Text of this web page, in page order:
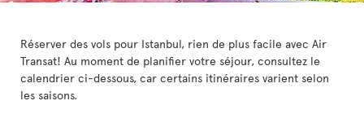
Réserver des vols pour Istanbul, rien de plus facile avec Air
Transat! Au moment de planifier votre séjour, consultez le
calendrier ci-dessous, car certains itinéraires varient selon
les saisons.